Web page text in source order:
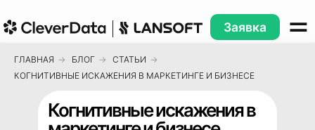
Заявка
ГЛАВНАЯ → БЛОГ → СТАТЬИ →
КОГНИТИВНЫЕ ИСКАЖЕНИЯ В МАРКЕТИНГЕ И БИЗНЕСЕ
Когнитивные искажения в